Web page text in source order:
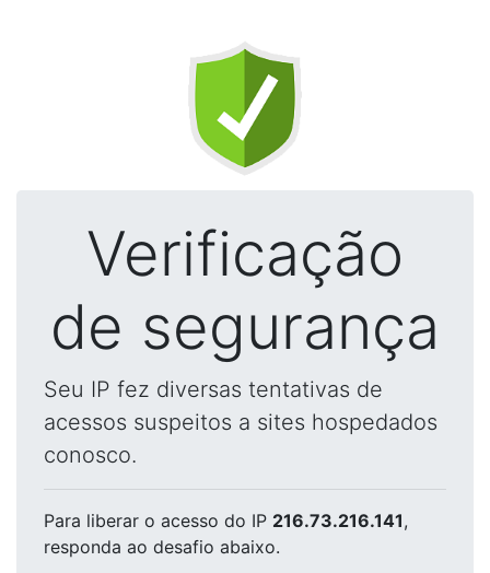
Verificação
de segurança
Seu IP fez diversas tentativas de
acessos suspeitos a sites hospedados
conosco.
Para liberar o acesso do IP 216.73.216.141,
responda ao desafio abaixo.